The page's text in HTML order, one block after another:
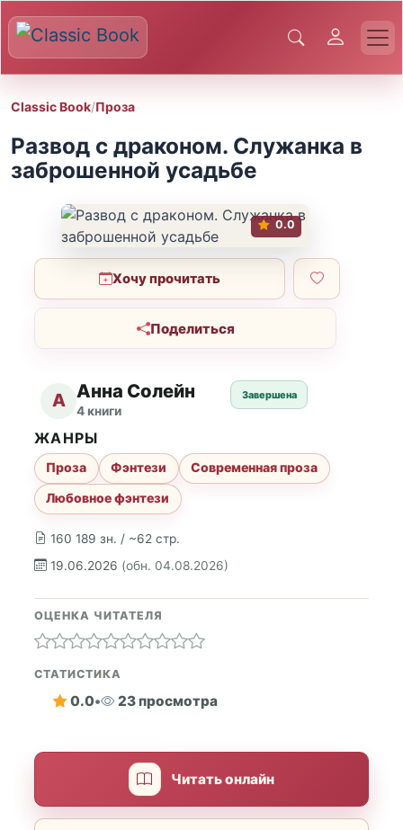
Classic Book/Проза
Развод с драконом. Служанка в
заброшенной усадьбе
0.0
Хочу прочитать
Поделиться
А Анна Солейн
4 книги
Завершена
160 189 зн. / ~62 стр.
19.06.2026 (обн. 04.08.2026)
ЖАНРЫ
Проза Фэнтези
Современная проза
Любовное фэнтези
ОЦЕНКА ЧИТАТЕЛЯ
СТАТИСТИКА
0.0• 23 просмотра
Читать онлайн